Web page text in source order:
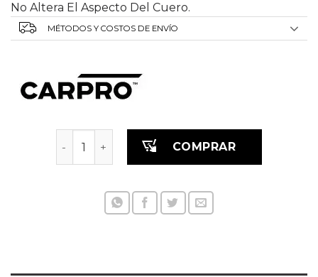
No Altera El Aspecto Del Cuero.
MÉTODOS Y COSTOS DE ENVÍO
Lotion Leather Conditioner 500 ml cantidad
COMPRAR